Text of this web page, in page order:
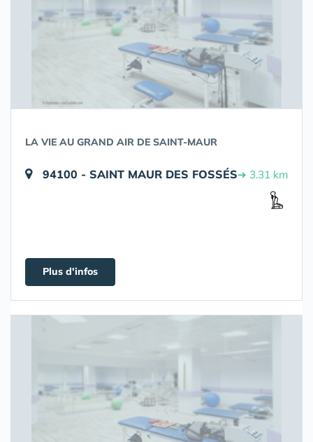
LA VIE AU GRAND AIR DE SAINT-MAUR
94100 - SAINT MAUR DES FOSSÉS➔ 3.31 km
Plus d'infos